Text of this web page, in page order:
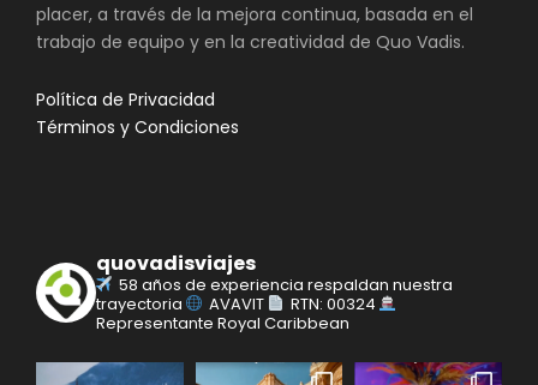
placer, a través de la mejora continua, basada en el
trabajo de equipo y en la creatividad de Quo Vadis.
Política de Privacidad
Términos y Condiciones
quovadisviajes
58 años de experiencia respaldan nuestra
trayectoria
AVAVIT
RTN: 00324
Representante Royal Caribbean